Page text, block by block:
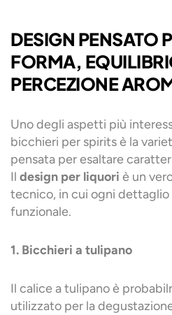
DESIGN PENSATO
FORMA,
PERCEZIONE
Uno degli aspetti più
bicchieri per spirits è la
pensata per esaltare
Il design per liquori è un
tecnico, in cui ogni
funzionale.
1. Bicchieri a tulipano
Il calice a tulipano è
utilizzato per la